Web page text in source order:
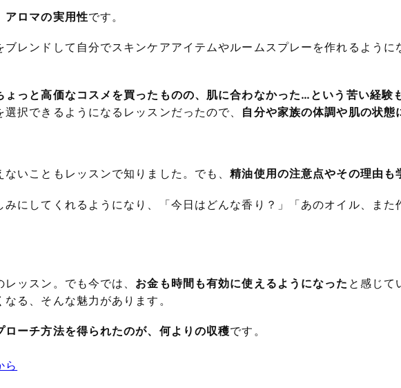
アロマの実用性です。
レンドして自分でスキンケアアイテムやルームスプレーを作れるよう
ょっと高価なコスメを買ったものの、肌に合わなかった…という苦い経験
択できるようになるレッスンだったので、 自分や家族の体調や肌の状態
いこともレッスンで知りました。でも、精油使用の注意点やその理由
にしてくれるようになり、「今日はどんな香り？」「あのオイル、ま
ッスン。でも今では、 お金も時間も有効に使えるようになった と感じて
る、そんな魅力があります。
ローチ方法を得られたのが、何よりの収穫です。
ら